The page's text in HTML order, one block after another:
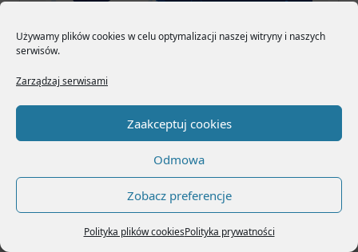
Używamy plików cookies w celu optymalizacji naszej witryny i naszych
serwisów.
Zarządzaj serwisami
Zaakceptuj cookies
Odmowa
Zobacz preferencje
Polityka plików cookiesPolityka prywatności
Prognozy pogody